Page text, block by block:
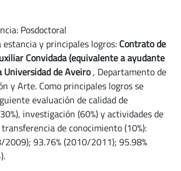
Posdoctoral
y principales logros: Contrato de
Convidada (equivalente a ayudante
Universidad de Aveiro, Departamento de
y Arte. Como principales logros se
evaluación de calidad de
investigación (60%) y actividades de
de conocimiento (10%):
2009); 93.76% (2010/2011); 95.98%